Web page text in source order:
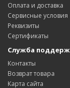
Оплата и доставка
Сервисные условия
Реквизиты
Сертификаты
Служба
Контакты
Возврат товара
Карта сайта